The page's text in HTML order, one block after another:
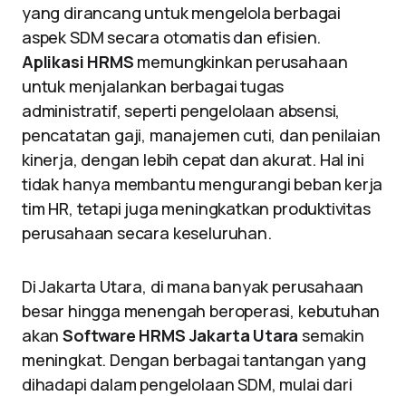
yang dirancang untuk mengelola berbagai
aspek SDM secara otomatis dan efisien.
Aplikasi HRMS memungkinkan perusahaan
untuk menjalankan berbagai tugas
administratif, seperti pengelolaan absensi,
pencatatan gaji, manajemen cuti, dan penilaian
kinerja, dengan lebih cepat dan akurat. Hal ini
tidak hanya membantu mengurangi beban kerja
tim HR, tetapi juga meningkatkan produktivitas
perusahaan secara keseluruhan.
Di Jakarta Utara, di mana banyak perusahaan
besar hingga menengah beroperasi, kebutuhan
akanSoftware HRMS Jakarta Utara semakin
meningkat. Dengan berbagai tantangan yang
dihadapi dalam pengelolaan SDM, mulai dari